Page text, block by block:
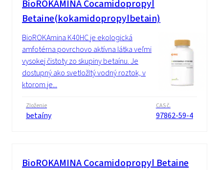
BioROKAMINA Cocamidopropyl
Betaine(kokamidopropylbetain)
BioROKAmina K40HC je ekologická
amfotérna povrchovo aktívna látka veľmi
vysokej čistoty zo skupiny betaínu. Je
dostupný ako svetložltý vodný roztok, v
ktorom je...
Zloženie
betaíny
CAS č.
97862-59-4
BioROKAMINA Cocamidopropyl Betaine